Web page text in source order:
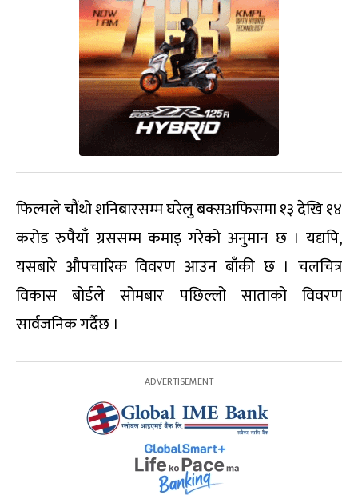
फिल्मले चौंथो शनिबारसम्म घरेलु बक्सअफिसमा १३ देखि १४
करोड रुपैयाँ ग्रससम्म कमाइ गरेको अनुमान छ । यद्यपि,
यसबारे औपचारिक विवरण आउन बाँकी छ । चलचित्र
विकास बोर्डले सोमबार पछिल्लो साताको विवरण
सार्वजनिक गर्दैछ ।